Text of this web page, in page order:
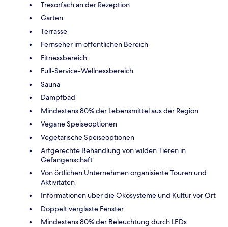
Tresorfach an der Rezeption
Garten
Terrasse
Fernseher im öffentlichen Bereich
Fitnessbereich
Full-Service-Wellnessbereich
Sauna
Dampfbad
Mindestens 80% der Lebensmittel aus der Region
Vegane Speiseoptionen
Vegetarische Speiseoptionen
Artgerechte Behandlung von wilden Tieren in
Gefangenschaft
Von örtlichen Unternehmen organisierte Touren und
Aktivitäten
Informationen über die Ökosysteme und Kultur vor Ort
Doppelt verglaste Fenster
Mindestens 80% der Beleuchtung durch LEDs